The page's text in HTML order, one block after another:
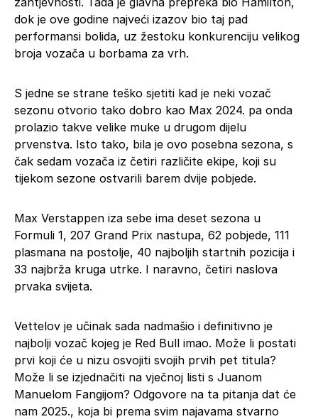
dok je ove godine najveći izazov bio taj pad
performansi bolida, uz žestoku konkurenciju velikog
broja vozača u borbama za vrh.
S jedne se strane teško sjetiti kad je neki vozač
sezonu otvorio tako dobro kao Max 2024. pa onda
prolazio takve velike muke u drugom dijelu
prvenstva. Isto tako, bila je ovo posebna sezona, s
čak sedam vozača iz četiri različite ekipe, koji su
tijekom sezone ostvarili barem dvije pobjede.
Max Verstappen iza sebe ima deset sezona u
Formuli 1, 207 Grand Prix nastupa, 62 pobjede, 111
plasmana na postolje, 40 najboljih startnih pozicija i
33 najbrža kruga utrke. I naravno, četiri naslova
prvaka svijeta.
Vettelov je učinak sada nadmašio i definitivno je
najbolji vozač kojeg je Red Bull imao. Može li postati
prvi koji će u nizu osvojiti svojih prvih pet titula?
Može li se izjednačiti na vječnoj listi s Juanom
Manuelom Fangijom? Odgovore na ta pitanja dat će
nam 2025., koja bi prema svim najavama stvarno